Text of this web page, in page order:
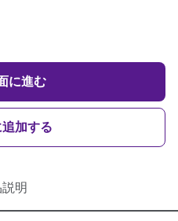
に進む
加する
明